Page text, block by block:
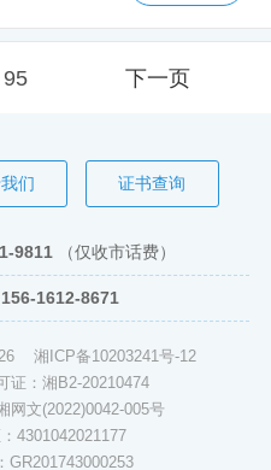
95 下一页
们 证书查询
9811 （仅收市话费）
156-1612-8671
湘ICP备10203241号-12
证：湘B2-20210474
网文(2022)0042-005号
4301042021177
GR201743000253